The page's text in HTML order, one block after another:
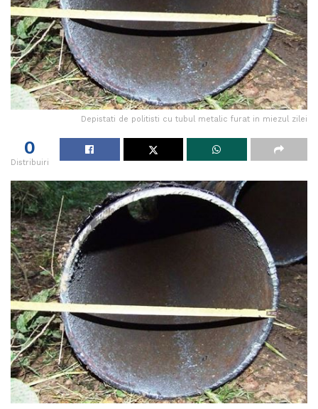
Depistati de politisti cu tubul metalic furat in miezul zilei
0
Distribuiri